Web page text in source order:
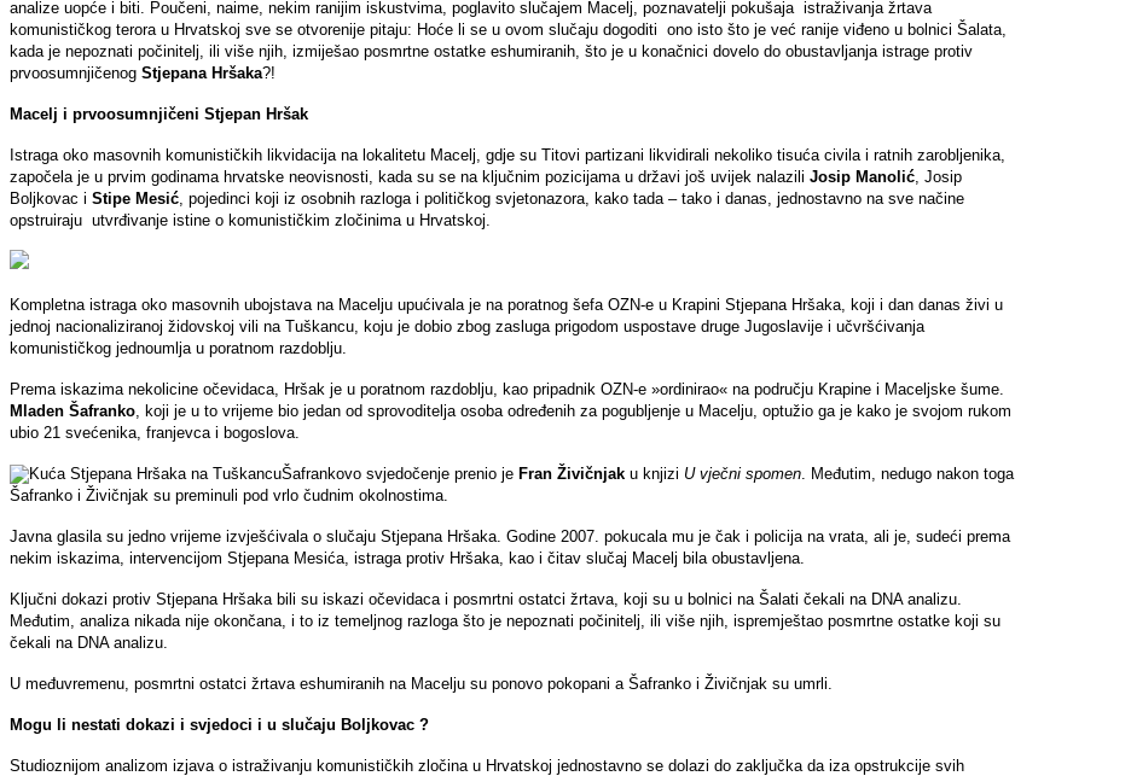
analize uopće i biti. Poučeni, naime, nekim ranijim iskustvima, poglavito slučajem Macelj, poznavatelji pokušaja istraživanja žrtava
komunističkog terora u Hrvatskoj sve se otvorenije pitaju: Hoće li se u ovom slučaju dogoditi ono isto što je već ranije viđeno u bolnici Šalata,
kada je nepoznati počinitelj, ili više njih, izmiješao posmrtne ostatke eshumiranih, što je u konačnici dovelo do obustavljanja istrage protiv
prvoosumnjičenog Stjepana Hršaka?!
Macelj i prvoosumnjičeni Stjepan Hršak
Istraga oko masovnih komunističkih likvidacija na lokalitetu Macelj, gdje su Titovi partizani likvidirali nekoliko tisuća civila i ratnih zarobljenika,
započela je u prvim godinama hrvatske neovisnosti, kada su se na ključnim pozicijama u državi još uvijek nalazili Josip Manolić , Josip
Boljkovac i Stipe Mesić , pojedinci koji iz osobnih razloga i političkog svjetonazora, kako tada – tako i danas, jednostavno na sve načine
opstruiraju utvrđivanje istine o komunističkim zločinima u Hrvatskoj.
Kompletna istraga oko masovnih ubojstava na Macelju upućivala je na poratnog šefa OZN-e u Krapini Stjepana Hršaka, koji i dan danas živi u
jednoj nacionaliziranoj židovskoj vili na Tuškancu, koju je dobio zbog zasluga prigodom uspostave druge Jugoslavije i učvršćivanja
komunističkog jednoumlja u poratnom razdoblju.
Prema iskazima nekolicine očevidaca, Hršak je u poratnom razdoblju, kao pripadnik OZN-e »ordinirao« na području Krapine i Maceljske šume.
Mladen Šafranko , koji je u to vrijeme bio jedan od sprovoditelja osoba određenih za pogubljenje u Macelju, optužio ga je kako je svojom rukom
ubio 21 svećenika, franjevca i bogoslova.
Šafrankovo svjedočenje prenio je Fran Živičnjak u knjizi U vječni spomen . Međutim, nedugo nakon toga
Šafranko i Živičnjak su preminuli pod vrlo čudnim okolnostima.
Javna glasila su jedno vrijeme izvješćivala o slučaju Stjepana Hršaka. Godine 2007. pokucala mu je čak i policija na vrata, ali je, sudeći prema
nekim iskazima, intervencijom Stjepana Mesića, istraga protiv Hršaka, kao i čitav slučaj Macelj bila obustavljena.
Ključni dokazi protiv Stjepana Hršaka bili su iskazi očevidaca i posmrtni ostatci žrtava, koji su u bolnici na Šalati čekali na DNA analizu.
Međutim, analiza nikada nije okončana, i to iz temeljnog razloga što je nepoznati počinitelj, ili više njih, ispremještao posmrtne ostatke koji su
čekali na DNA analizu.
U međuvremenu, posmrtni ostatci žrtava eshumiranih na Macelju su ponovo pokopani a Šafranko i Živičnjak su umrli.
Mogu li nestati dokazi i svjedoci i u slučaju Boljkovac ?
Studioznijom analizom izjava o istraživanju komunističkih zločina u Hrvatskoj jednostavno se dolazi do zaključka da iza opstrukcije svih